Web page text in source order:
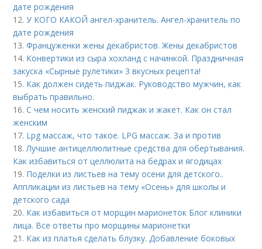
дате рождения
12.У КОГО КАКОЙ ангел-хранитель. Ангел-хранитель по
дате рождения
13.Француженки жены декабристов. Жены декабристов
14. Конвертики из сыра хохланд с начинкой. Праздничная
закуска «Сырные рулетики» 3 вкусных рецепта!
15. Как должен сидеть пиджак. Руководство мужчин, как
выбрать правильно.
16.С чем носить женский пиджак и жакет. Как он стал
женским
17. Lpg массаж, что такое. LPG массаж. За и против
18. Лучшие антицеллюлитные средства для обертывания.
Как избавиться от целлюлита на бедрах и ягодицах
19. Поделки из листьев на тему осени для детского..
Аппликации из листьев на тему «Осень» для школы и
детского сада
20. Как избавиться от морщин марионеток Блог клиники
лица. Все ответы про морщины марионетки
21. Как из платья сделать блузку. Добавление боковых